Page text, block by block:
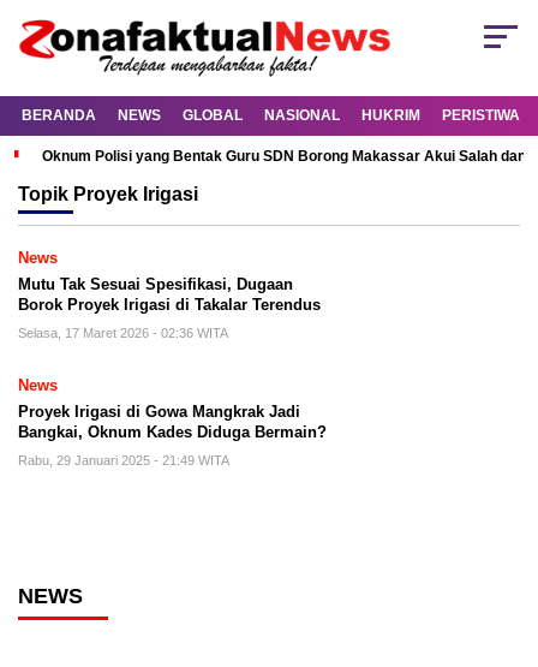
BERANDA NEWS GLOBAL NASIONAL HUKRIM PERISTIWA
Oknum Polisi yang Bentak Guru SDN Borong Makassar Akui Salah dan
Topik Proyek Irigasi
News
Mutu Tak Sesuai Spesifikasi, Dugaan
Borok Proyek Irigasi di Takalar Terendus
Selasa, 17 Maret 2026 - 02:36 WITA
News
Proyek Irigasi di Gowa Mangkrak Jadi
Bangkai, Oknum Kades Diduga Bermain?
Rabu, 29 Januari 2025 - 21:49 WITA
NEWS